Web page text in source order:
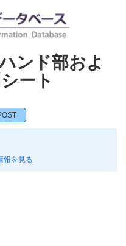
ンド部およ
ート
報を見る